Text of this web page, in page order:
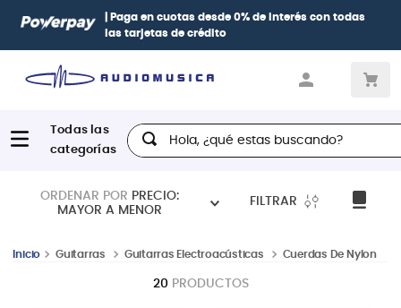
Paga conhasta 12 cuotas sin interesescon tarjetasBCP Visa,
Diners, BBVA e Interbank
Hola, ¿qué estas buscando?
ORDENAR POR PRECIO:
MAYOR A MENOR
FILTRAR
Guitarras Guitarras Electroacústicas Cuerdas De Nylon
20 PRODUCTOS